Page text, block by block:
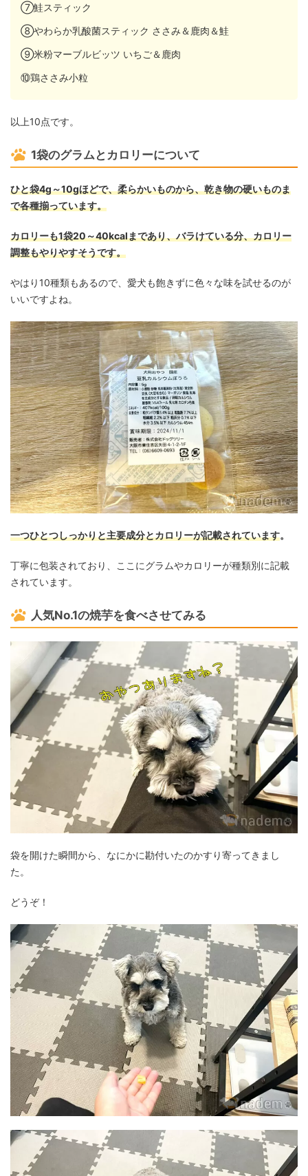
⑦鮭スティック
⑧やわらか乳酸菌スティック ささみ＆鹿肉＆鮭
⑨米粉マーブルビッツ いちご＆鹿肉
⑩鶏ささみ小粒
以上10点です。
1袋のグラムとカロリーについて
ひと袋4g～10gほどで、柔らかいものから、乾き物の硬いものま
で各種揃っています。
カロリーも1袋20～40kcalまであり、バラけている分、カロリー
調整もやりやすそうです。
やはり10種類もあるので、愛犬も飽きずに色々な味を試せるのが
いいですよね。
一つひとつしっかりと主要成分とカロリーが記載されています。
丁寧に包装されており、ここにグラムやカロリーが種類別に記載
されています。
人気No.1の焼芋を食べさせてみる
袋を開けた瞬間から、なにかに勘付いたのかすり寄ってきまし
た。
どうぞ！